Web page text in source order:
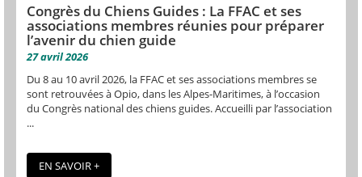
Congrès du Chiens Guides : La FFAC et ses
associations membres réunies pour préparer
l’avenir du chien guide
27 avril 2026
Du 8 au 10 avril 2026, la FFAC et ses associations membres se
sont retrouvées à Opio, dans les Alpes-Maritimes, à l’occasion
du Congrès national des chiens guides. Accueilli par l’association
...
EN SAVOIR +